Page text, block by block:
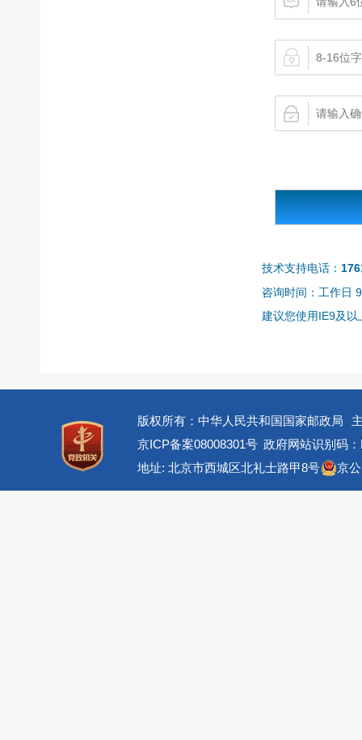
技术支持电话：
咨询时间：工作日
建议您使用IE9及
版权所有：中华人民共和国国家邮政局
京ICP备案08008301号 政府网站识别码
地址: 北京市西城区北礼士路甲8号
京